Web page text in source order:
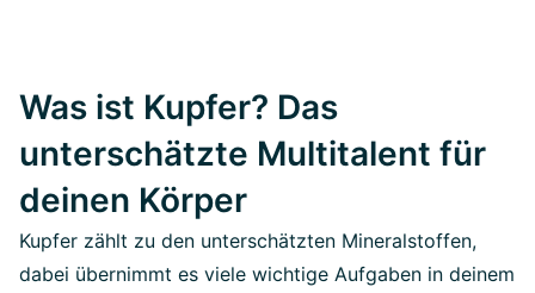
Was ist Kupfer? Das
unterschätzte Multitalent für
deinen Körper
Kupfer zählt zu den unterschätzten Mineralstoffen,
dabei übernimmt es viele wichtige Aufgaben in deinem